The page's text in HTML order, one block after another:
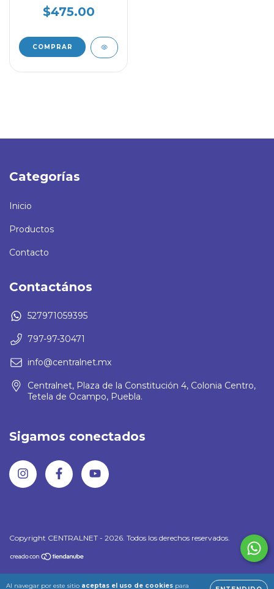
Al navegar por este sitio aceptas el uso de cookies para
$475.00
Categorías
Inicio
Productos
Contacto
Contactános
527971059395
797-97-30471
info@centralnet.mx
Centralnet, Plaza de la Constitución 4, Colonia Centro,
Tetela de Ocampo, Puebla.
Sigamos conectados
Copyright CENTRALNET - 2026. Todos los derechos reservados.